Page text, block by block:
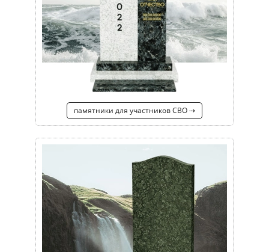
памятники для участников СВО ⇢